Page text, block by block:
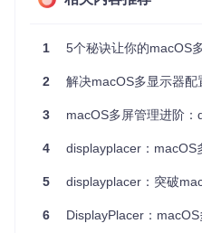
差、代码展示不一致等问题，
二、方案解析：
心优势
2.1 底层技术架构
DisplayPlacer通过调用
实现硬件级别的显示器
ayPlacer.c
和src/
下：
通过MPDisplayMgr获取
1 5个秘诀让你的macOS多显示器配
2 解决macOS多显示器配置难题的
3 macOS多屏管理进阶：
4 displayplacer：macOS
5 displayplacer：突破
6 DisplayPlacer：